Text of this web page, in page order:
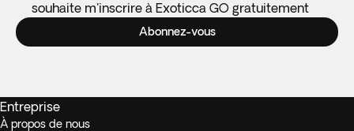
souhaite m'inscrire à Exoticca GO gratuitement
Abonnez-vous
Entreprise
À propos de nous